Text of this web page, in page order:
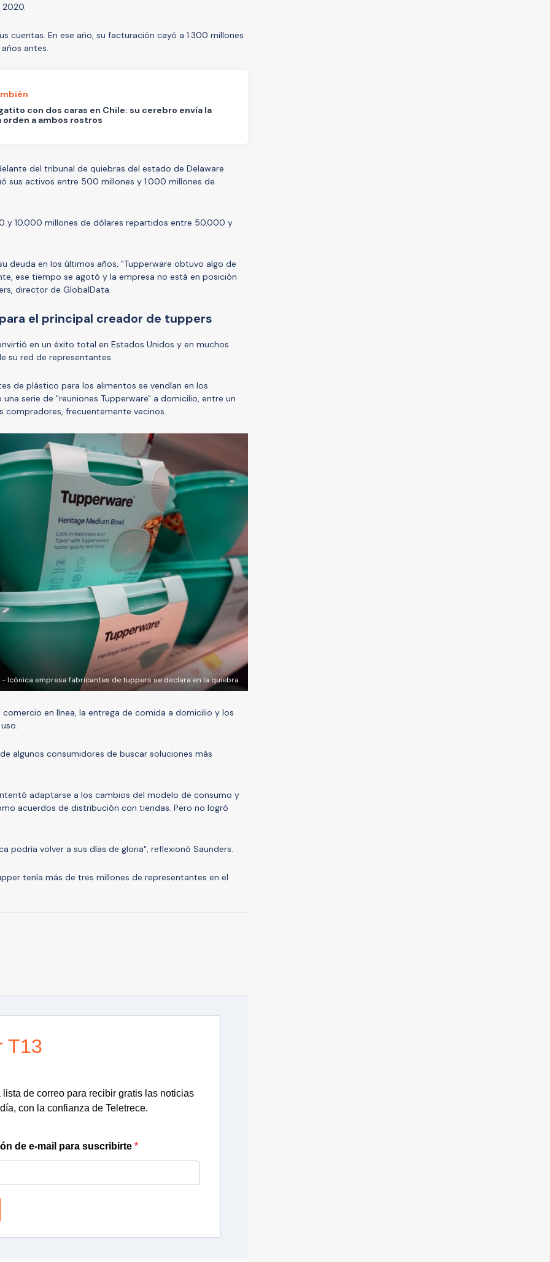
2020.
cuentas. En ese año, su facturación cayó a 1.300 millones
antes.
con dos caras en Chile: su cerebro envía la
orden a ambos rostros
del tribunal de quiebras del estado de Delaware
sus activos entre 500 millones y 1.000 millones de
y 10.000 millones de dólares repartidos entre 50.000 y
deuda en los últimos años, "Tupperware obtuvo algo de
ese tiempo se agotó y la empresa no está en posición
director de GlobalData.
el principal creador de tuppers
en un éxito total en Estados Unidos y en muchos
su red de representantes.
de plástico para los alimentos se vendían en los
serie de "reuniones Tupperware" a domicilio, entre un
compradores, frecuentemente vecinos.
- Icónica empresa fabricantes de tuppers se declara en la quiebra
en línea, la entrega de comida a domicilio y los
algunos consumidores de buscar soluciones más
adaptarse a los cambios del modelo de consumo y
acuerdos de distribución con tiendas. Pero no logró
podría volver a sus días de gloria", reflexionó Saunders.
tenía más de tres millones de representantes en el
T13
de correo para recibir gratis las noticias
con la confianza de Teletrece.
de e-mail para suscribirte